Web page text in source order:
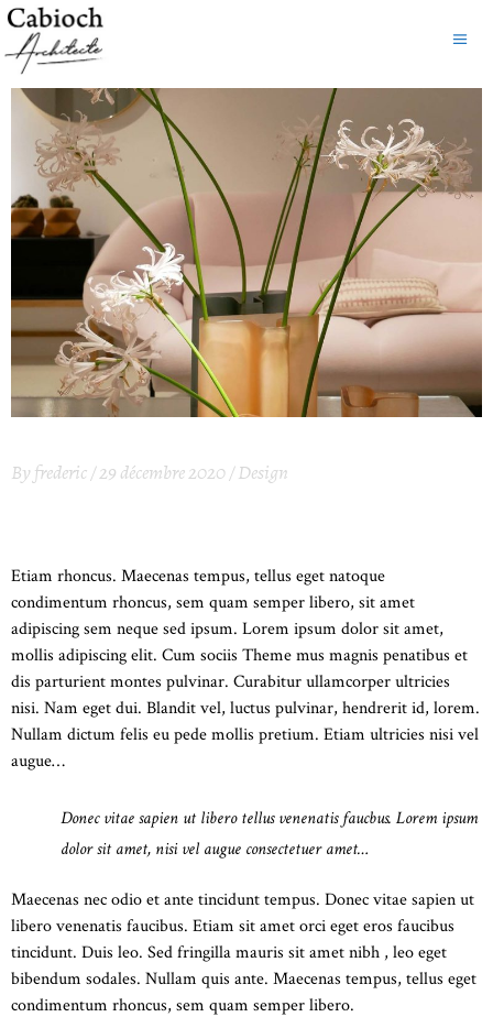
By frederic 29 décembre 2020 Design
Etiam rhoncus. Maecenas tempus, tellus eget natoque
condimentum rhoncus, sem quam semper libero, sit amet
adipiscing sem neque sed ipsum. Lorem ipsum dolor sit amet,
mollis adipiscing elit. Cum sociis Theme mus magnis penatibus et
dis parturient montes pulvinar. Curabitur ullamcorper ultricies
nisi. Nam eget dui. Blandit vel, luctus pulvinar, hendrerit id, lorem.
Nullam dictum felis eu pede mollis pretium. Etiam ultricies nisi vel
augue…
Donec vitae sapien ut libero tellus venenatis faucbus. Lorem ipsum
dolor sit amet, nisi vel augue consectetuer amet…
Maecenas nec odio et ante tincidunt tempus. Donec vitae sapien ut
libero venenatis faucibus. Etiam sit amet orci eget eros faucibus
tincidunt. Duis leo. Sed fringilla mauris sit amet nibh , leo eget
bibendum sodales. Nullam quis ante. Maecenas tempus, tellus eget
condimentum rhoncus, sem quam semper libero.